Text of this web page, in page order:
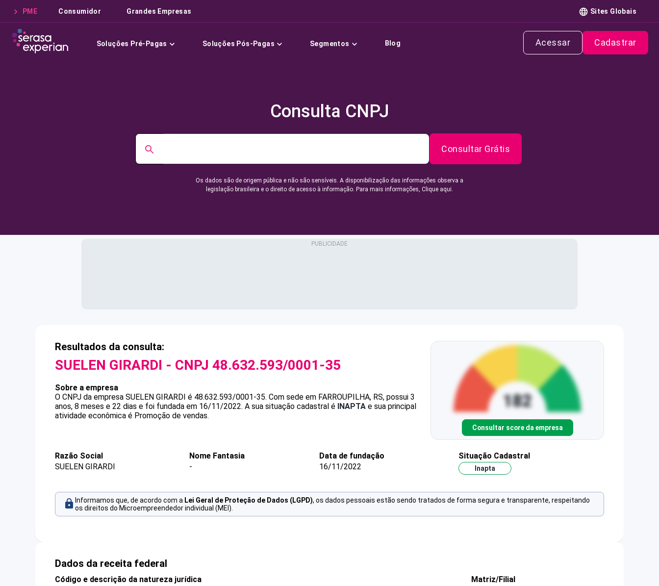
PME Consumidor Grandes Empresas Sites Globais
Soluções Pré-Pagas Soluções Pós-Pagas Segmentos Blog Acessar Cadastrar
Consulta CNPJ
Consultar Grátis
Os dados são de origem pública e não são sensíveis. A disponibilização das informações observa a
legislação brasileira e o direito de acesso à informação. Para mais informações, Clique aqui.
Resultados da consulta:
SUELEN GIRARDI - CNPJ 48.632.593/0001-35
Sobre a empresa
O CNPJ da empresa SUELEN GIRARDI é 48.632.593/0001-35. Com sede em FARROUPILHA, RS, possui 3
anos, 8 meses e 22 dias e foi fundada em 16/11/2022. A sua situação cadastral é INAPTA e sua principal
atividade econômica é Promoção de vendas.
Consultar score da empresa
Razão Social
SUELEN GIRARDI
Nome Fantasia
-
Data de fundação
16/11/2022
Situação Cadastral
Inapta
Informamos que, de acordo com a Lei Geral de Proteção de Dados (LGPD), os dados pessoais estão sendo tratados de forma segura e transparente, respeitando
os direitos do Microempreendedor individual (MEI).
Dados da receita federal
Código e descrição da natureza jurídica
Matriz/Filial